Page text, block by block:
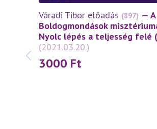
Váradi Tibor előadás (897) — A
Boldogmondások
Nyolc lépés a teljesség felé
(2021.03.20.)
3000 Ft